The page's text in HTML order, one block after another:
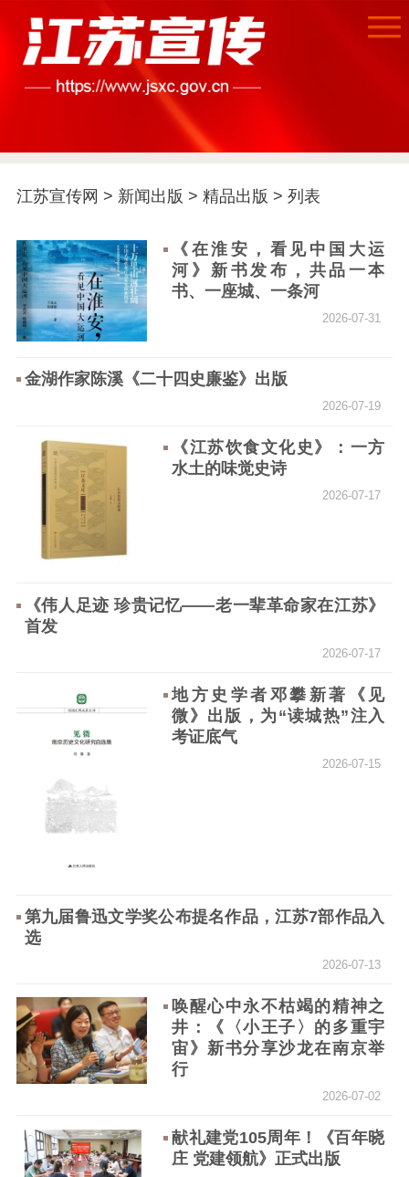
江苏要闻
公示公告
通知公告 信息公开制度
信息公开年度报
研究阐释
哲学社科
社科强省 工作通知
主题宣传
文化传承
文化交流
体制改革
文化产业
紫金文化艺术节
品牌活动 紫艺舞台
精神文明
先进典型
江苏宣传网 > 新闻出版 > 精品出版 > 列表
《在淮安，看见中国大运
河》新书发布，共品一本
书、一座城、一条河
2026-07-31
金湖作家陈溪《二十四史廉鉴》出版
2026-07-19
《江苏饮食文化史》：一方
水土的味觉史诗
2026-07-17
《伟人足迹 珍贵记忆——老一辈革命家在江苏》
首发
2026-07-17
地方史学者邓攀新著《见
微》出版，为“读城热”注入
考证底气
2026-07-15
第九届鲁迅文学奖公布提名作品，江苏7部作品入
选
2026-07-13
唤醒心中永不枯竭的精神之
井：《〈小王子〉的多重宇
宙》新书分享沙龙在南京举
行
2026-07-02
献礼建党105周年！《百年晓
庄 党建领航》正式出版